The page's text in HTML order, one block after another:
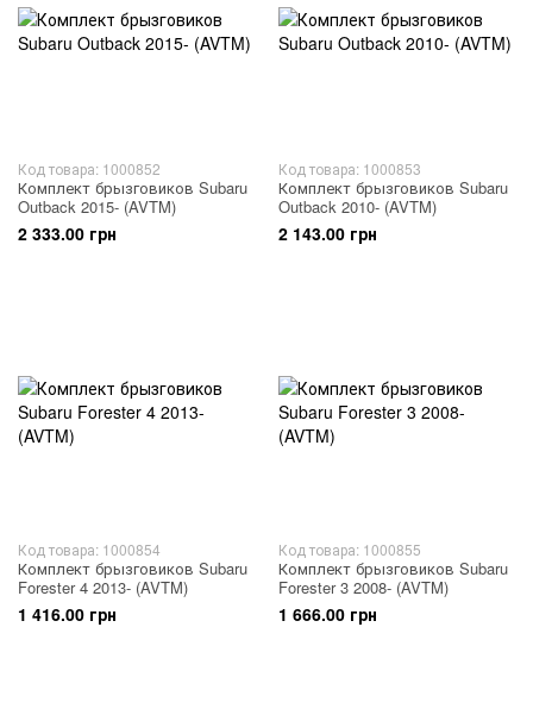
Код товара: 1000852
Комплект брызговиков Subaru
Outback 2015- (AVTM)
2 333.00 грн
Код товара: 1000853
Комплект брызговиков Subaru
Outback 2010- (AVTM)
2 143.00 грн
Код товара: 1000854
Комплект брызговиков Subaru
Forester 4 2013- (AVTM)
1 416.00 грн
Код товара: 1000855
Комплект брызговиков Subaru
Forester 3 2008- (AVTM)
1 666.00 грн